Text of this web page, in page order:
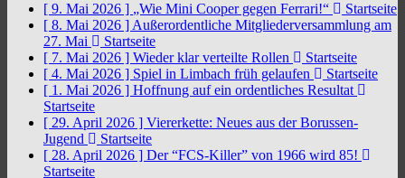
[ 9. Mai 2026 ] „Wie Mini Cooper gegen Ferrari!“
Startseite
[ 8. Mai 2026 ] Außerordentliche Mitgliederversammlung am
27. Mai
Startseite
[ 7. Mai 2026 ] Wieder klar verteilte Rollen
Startseite
[ 4. Mai 2026 ] Spiel in Limbach früh gelaufen
Startseite
[ 1. Mai 2026 ] Hoffnung auf ein ordentliches Resultat
Startseite
[ 29. April 2026 ] Viererkette: Neues aus der Borussen-
Jugend
Startseite
[ 28. April 2026 ] Der “FCS-Killer” von 1966 wird 85!
Startseite